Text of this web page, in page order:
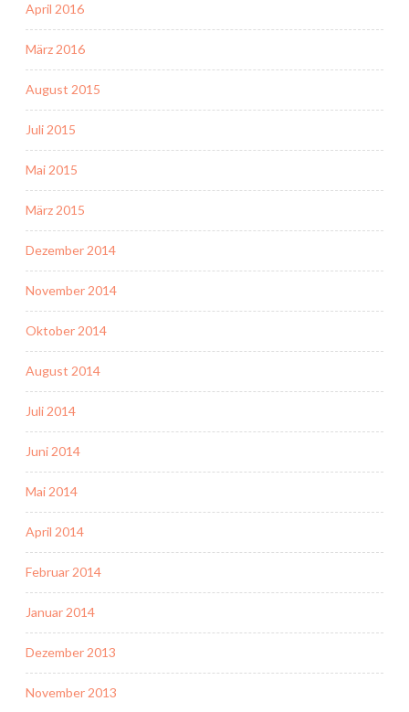
April 2016
März 2016
August 2015
Juli 2015
Mai 2015
März 2015
Dezember 2014
November 2014
Oktober 2014
August 2014
Juli 2014
Juni 2014
Mai 2014
April 2014
Februar 2014
Januar 2014
Dezember 2013
November 2013